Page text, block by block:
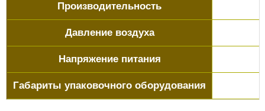
Производительность
Давление воздуха
Напряжение питания
Габариты упаковочного оборудования